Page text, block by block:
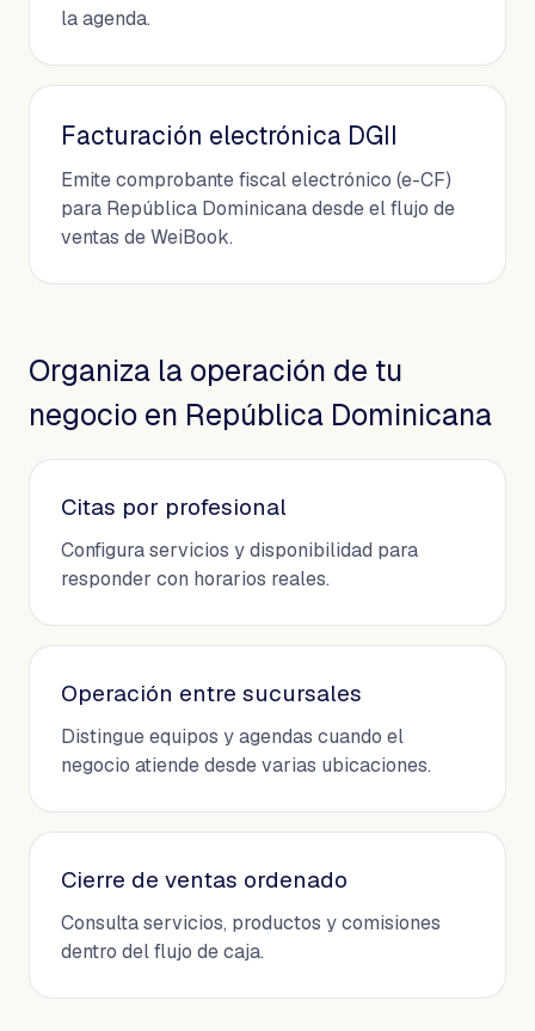
la agenda.
Facturación electrónica DGII
Emite comprobante fiscal electrónico (e-CF)
para República Dominicana desde el flujo de
ventas de WeiBook.
Organiza la operación de tu
negocio en República Dominicana
Citas por profesional
Configura servicios y disponibilidad para
responder con horarios reales.
Operación entre sucursales
Distingue equipos y agendas cuando el
negocio atiende desde varias ubicaciones.
Cierre de ventas ordenado
Consulta servicios, productos y comisiones
dentro del flujo de caja.